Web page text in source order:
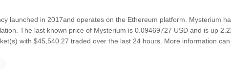
launched in 2017and operates on the Ethereum platform. Mysterium
The last known price of Mysterium is 0.09469727 USD and is up
with $45,540.27 traded over the last 24 hours. More information